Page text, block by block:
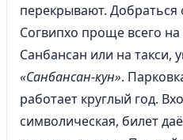
перекрывают. Добраться
Согвипхо проще всего на
Санбансан или на такси,
«Санбансан-кун».
работает круглый год.
символическая, билет